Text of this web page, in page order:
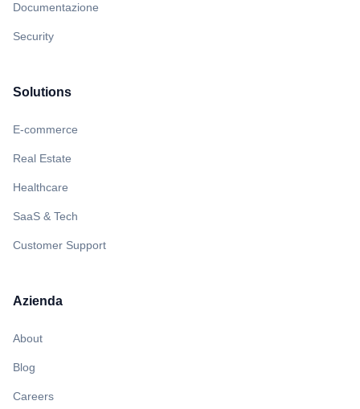
Documentazione
Security
Solutions
E-commerce
Real Estate
Healthcare
SaaS & Tech
Customer Support
Azienda
About
Blog
Careers